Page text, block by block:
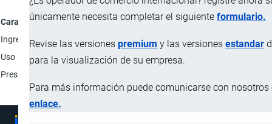
únicamente necesita completar el siguiente formulario.
Revise las versiones premium y las versiones estandar
para la visualización de su empresa.
Para más información puede comunicarse con nosotros
enlace.
Característica
Ingredientes
Umarí en pulpa 56.0%; Ayrampo 6.3%; Endulzante de
Uso
Alimento envasado para consumo humano.
Presentación